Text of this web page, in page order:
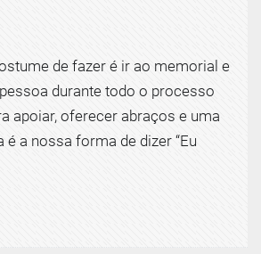
de fazer é ir ao memorial e
durante todo o processo
apoiar, oferecer abraços e uma
é a nossa forma de dizer “Eu